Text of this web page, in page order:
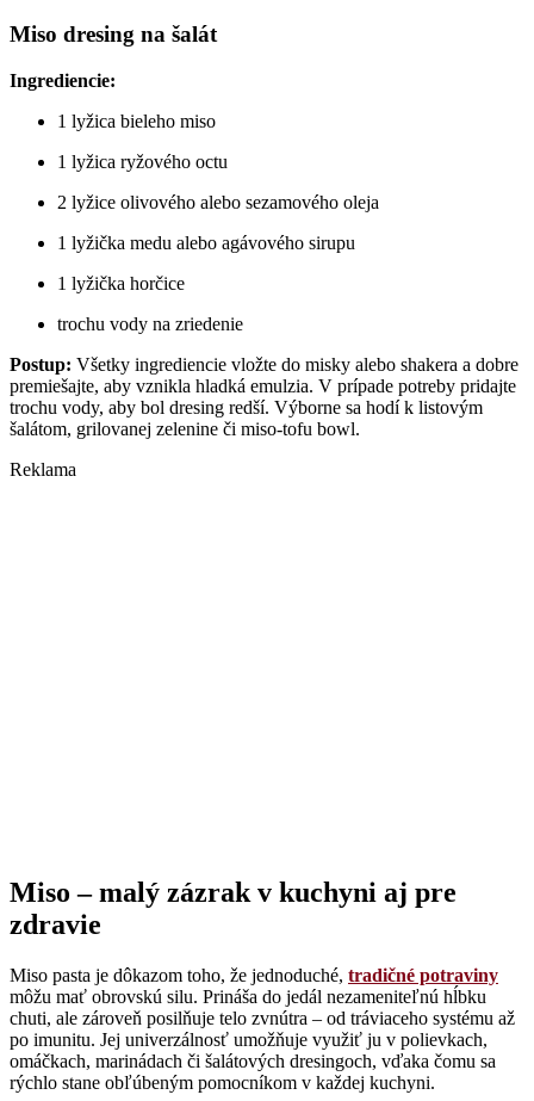
Miso dresing na šalát
Ingrediencie:
1 lyžica bieleho miso
1 lyžica ryžového octu
2 lyžice olivového alebo sezamového oleja
1 lyžička medu alebo agávového sirupu
1 lyžička horčice
trochu vody na zriedenie
Postup: Všetky ingrediencie vložte do misky alebo shakera a dobre
premiešajte, aby vznikla hladká emulzia. V prípade potreby pridajte
trochu vody, aby bol dresing redší. Výborne sa hodí k listovým
šalátom, grilovanej zelenine či miso-tofu bowl.
Reklama
Miso – malý zázrak v kuchyni aj pre
zdravie
Miso pasta je dôkazom toho, že jednoduché, tradičné potraviny
môžu mať obrovskú silu. Prináša do jedál nezameniteľnú hĺbku
chuti, ale zároveň posilňuje telo zvnútra – od tráviaceho systému až
po imunitu. Jej univerzálnosť umožňuje využiť ju v polievkach,
omáčkach, marinádach či šalátových dresingoch, vďaka čomu sa
rýchlo stane obľúbeným pomocníkom v každej kuchyni.